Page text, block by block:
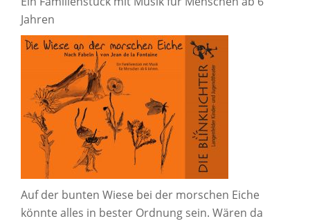
Jahren
Auf der bunten Wiese bei der morschen Eiche
könnte alles in bester Ordnung sein. Wären da